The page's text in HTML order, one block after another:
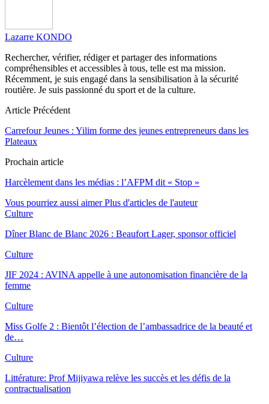
Lazarre KONDO
Rechercher, vérifier, rédiger et partager des informations
compréhensibles et accessibles à tous, telle est ma mission.
Récemment, je suis engagé dans la sensibilisation à la sécurité
routière. Je suis passionné du sport et de la culture.
Article Précédent
Carrefour Jeunes : Yilim forme des jeunes entrepreneurs dans les
Plateaux
Prochain article
Harcèlement dans les médias : l’AFPM dit « Stop »
Vous pourriez aussi aimer Plus d'articles de l'auteur
Culture
Dîner Blanc de Blanc 2026 : Beaufort Lager, sponsor officiel
Culture
JIF 2024 : AVINA appelle à une autonomisation financière de la
femme
Culture
Miss Golfe 2 : Bientôt l’élection de l’ambassadrice de la beauté et
de…
Culture
Littérature: Prof Mijiyawa relève les succès et les défis de la
contractualisation